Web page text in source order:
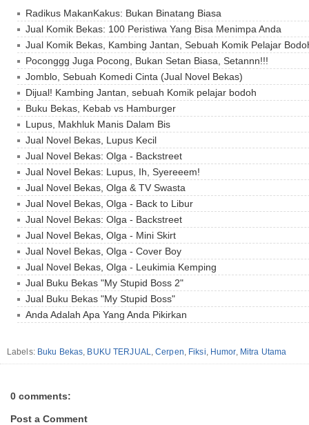
Radikus MakanKakus: Bukan Binatang Biasa
Jual Komik Bekas: 100 Peristiwa Yang Bisa Menimpa Anda
Jual Komik Bekas, Kambing Jantan, Sebuah Komik Pelajar
Poconggg Juga Pocong, Bukan Setan Biasa, Setannn!!!
Jomblo, Sebuah Komedi Cinta (Jual Novel Bekas)
Dijual! Kambing Jantan, sebuah Komik pelajar bodoh
Buku Bekas, Kebab vs Hamburger
Lupus, Makhluk Manis Dalam Bis
Jual Novel Bekas, Lupus Kecil
Jual Novel Bekas: Olga - Backstreet
Jual Novel Bekas: Lupus, Ih, Syereeem!
Jual Novel Bekas, Olga & TV Swasta
Jual Novel Bekas, Olga - Back to Libur
Jual Novel Bekas: Olga - Backstreet
Jual Novel Bekas, Olga - Mini Skirt
Jual Novel Bekas, Olga - Cover Boy
Jual Novel Bekas, Olga - Leukimia Kemping
Jual Buku Bekas "My Stupid Boss 2"
Jual Buku Bekas "My Stupid Boss"
Anda Adalah Apa Yang Anda Pikirkan
Labels: Buku Bekas, BUKU TERJUAL,Cerpen, Fiksi, Humor, Mitra Utama
0 comments:
Post a Comment